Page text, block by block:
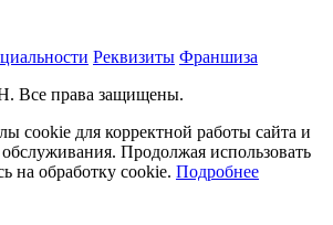
Реквизиты Франшиза
Все права защищены.
cookie для корректной работы сайта и
Продолжая использовать
на обработку cookie. Подробнее